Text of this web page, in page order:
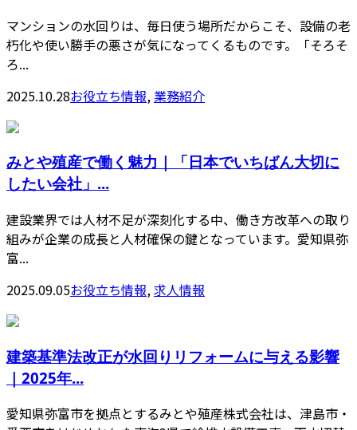
マンションの水回りは、毎日使う場所だからこそ、設備の老
朽化や使い勝手の悪さが気になってくるものです。「そろそ
ろ...
2025.10.28お役立ち情報, 業務紹介
みとや殖産で働く魅力｜「日本でいちばん大切に
したい会社」...
建設業界では人材不足が深刻化する中、働き方改革への取り
組みが企業の成長と人材確保の鍵となっています。愛知県弥
富...
2025.09.05お役立ち情報,求人情報
建築基準法改正が水回りリフォームに与える影響
｜2025年...
愛知県弥富市を拠点とするみとや殖産株式会社は、津島市・